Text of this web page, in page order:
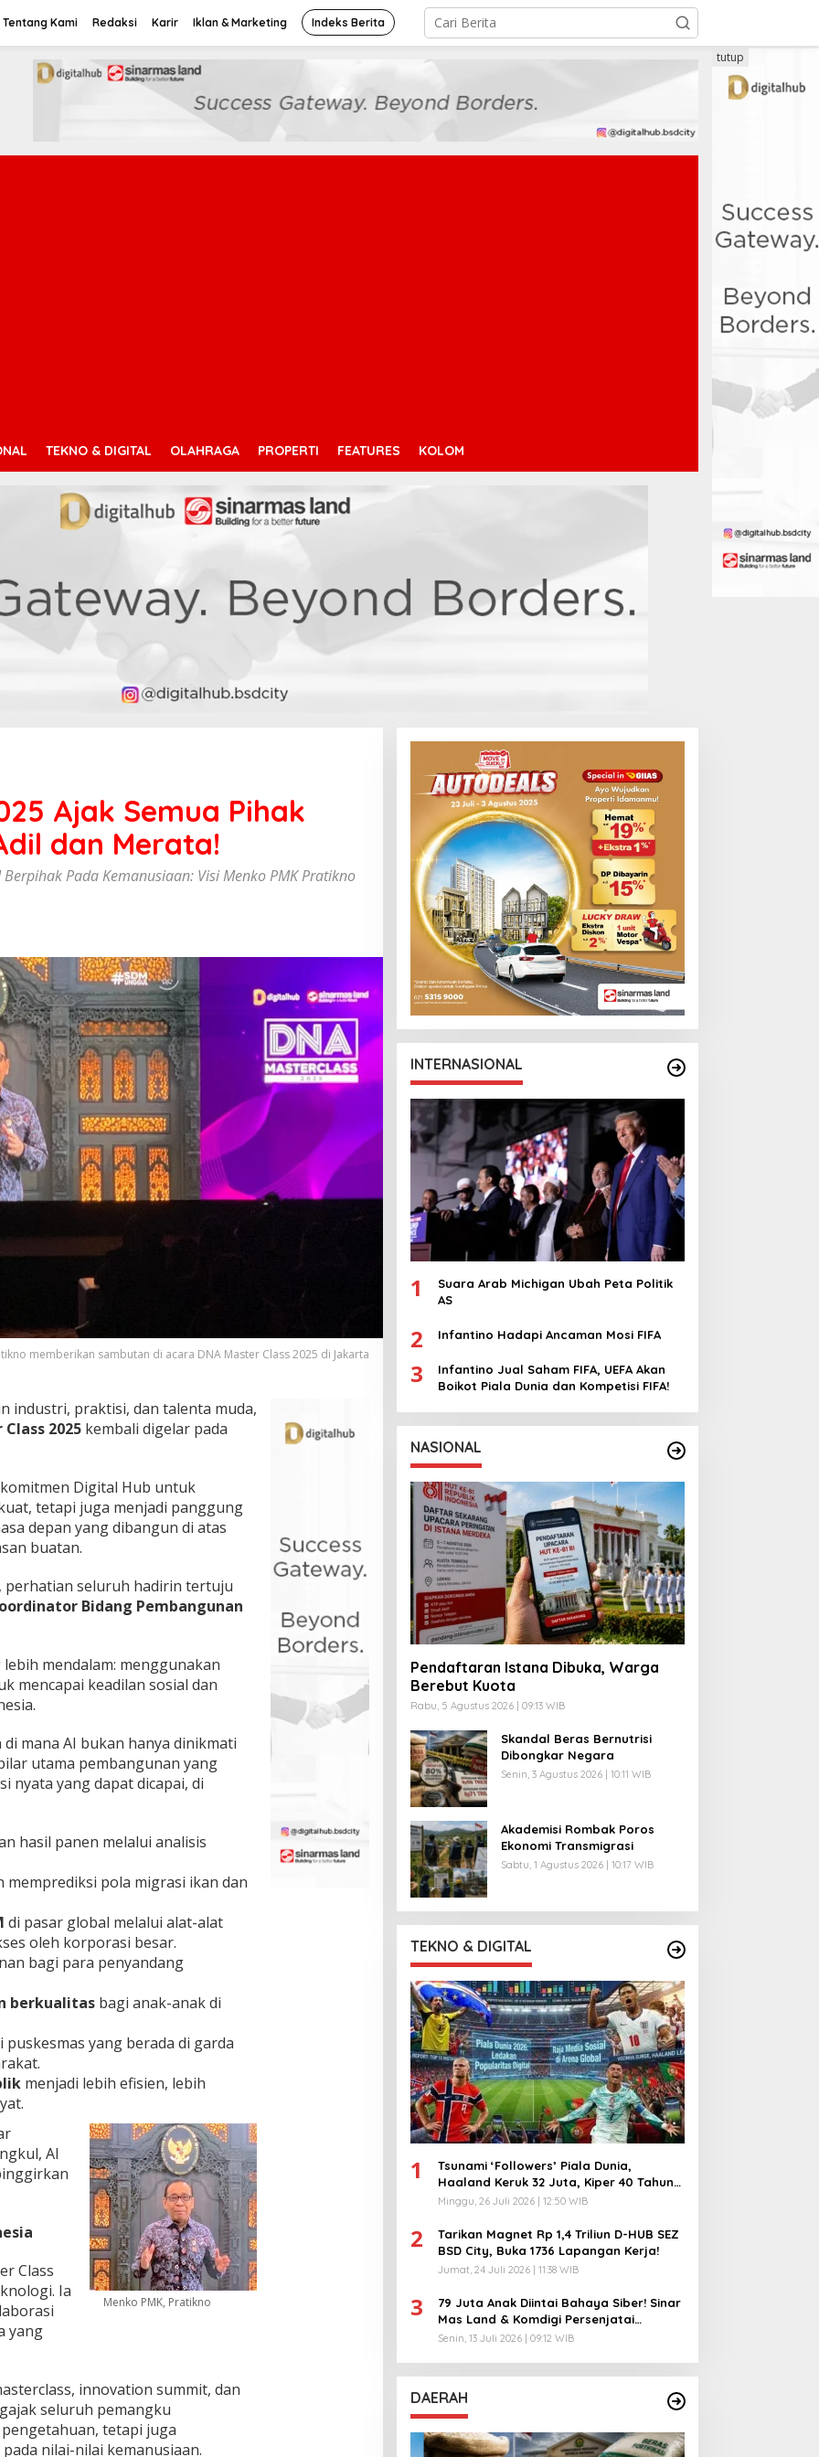
Tentang Kami Redaksi Karir Iklan & Marketing Indeks Berita
TEKNO & DIGITAL OLAHRAGA PROPERTI FEATURES KOLOM
tutup
Ajak Semua Pihak
dan Merata!
Pada Kemanusiaan: Visi Menko PMK Pratikno
memberikan sambutan di acara DNA Master Class 2025 di Jakarta
industri, praktisi, dan talenta muda,
2025 kembali digelar pada
Digital Hub untuk
tetapi juga menjadi panggung
depan yang dibangun di atas
buatan.
perhatian seluruh hadirin tertuju
Bidang Pembangunan
mendalam: menggunakan
mencapai keadilan sosial dan
mana AI bukan hanya dinikmati
utama pembangunan yang
nyata yang dapat dicapai, di
hasil panen melalui analisis
memprediksi pola migrasi ikan dan
di pasar global melalui alat-alat
oleh korporasi besar.
bagi para penyandang
berkualitas bagi anak-anak di
puskesmas yang berada di garda
menjadi lebih efisien, lebih
Menko PMK, Pratikno
AI
Class
Ia
yang
innovation summit, dan
seluruh pemangku
tetapi juga
nilai-nilai kemanusiaan.
INTERNASIONAL
1
Suara Arab Michigan Ubah Peta Politik
AS
2 Infantino Hadapi Ancaman Mosi FIFA
3
Infantino Jual Saham FIFA, UEFA Akan
Boikot Piala Dunia dan Kompetisi FIFA!
NASIONAL
Pendaftaran Istana Dibuka, Warga
Berebut Kuota
Rabu, 5 Agustus 2026 | 09:13 WIB
Skandal Beras Bernutrisi
Dibongkar Negara
Senin, 3 Agustus 2026 | 10:11 WIB
Akademisi Rombak Poros
Ekonomi Transmigrasi
Sabtu, 1 Agustus 2026 | 10:17 WIB
TEKNO & DIGITAL
1
Tsunami ‘Followers’ Piala Dunia,
Haaland Keruk 32 Juta, Kiper 40 Tahun
Bikin Geger!
Minggu, 26 Juli 2026 | 12:50 WIB
2
Tarikan Magnet Rp 1,4 Triliun D-HUB SEZ
BSD City, Buka 1736 Lapangan Kerja!
Jumat, 24 Juli 2026 | 11:38 WIB
3
79 Juta Anak Diintai Bahaya Siber! Sinar
Mas Land & Komdigi Persenjatai
Ratusan Guru!
Senin, 13 Juli 2026 | 09:12 WIB
DAERAH